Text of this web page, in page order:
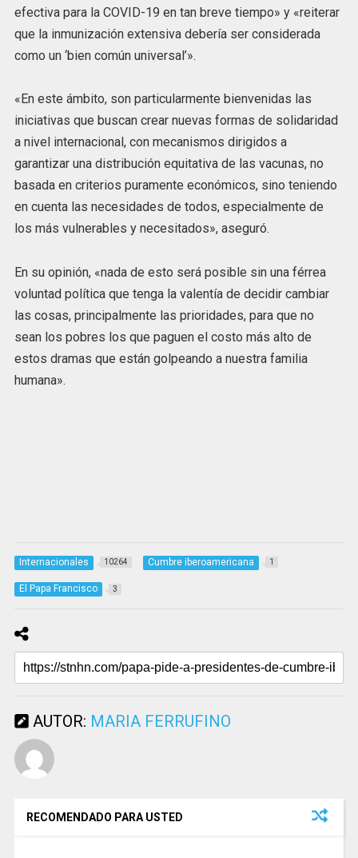
efectiva para la COVID-19 en tan breve tiempo» y «reiterar
que la inmunización extensiva debería ser considerada
como un ‘bien común universal’».
«En este ámbito, son particularmente bienvenidas las
iniciativas que buscan crear nuevas formas de solidaridad
a nivel internacional, con mecanismos dirigidos a
garantizar una distribución equitativa de las vacunas, no
basada en criterios puramente económicos, sino teniendo
en cuenta las necesidades de todos, especialmente de
los más vulnerables y necesitados», aseguró.
En su opinión, «nada de esto será posible sin una férrea
voluntad política que tenga la valentía de decidir cambiar
las cosas, principalmente las prioridades, para que no
sean los pobres los que paguen el costo más alto de
estos dramas que están golpeando a nuestra familia
humana».
Internacionales 10264 Cumbre iberoamericana 1
El Papa Francisco 3
AUTOR: MARIA FERRUFINO
RECOMENDADO PARA USTED